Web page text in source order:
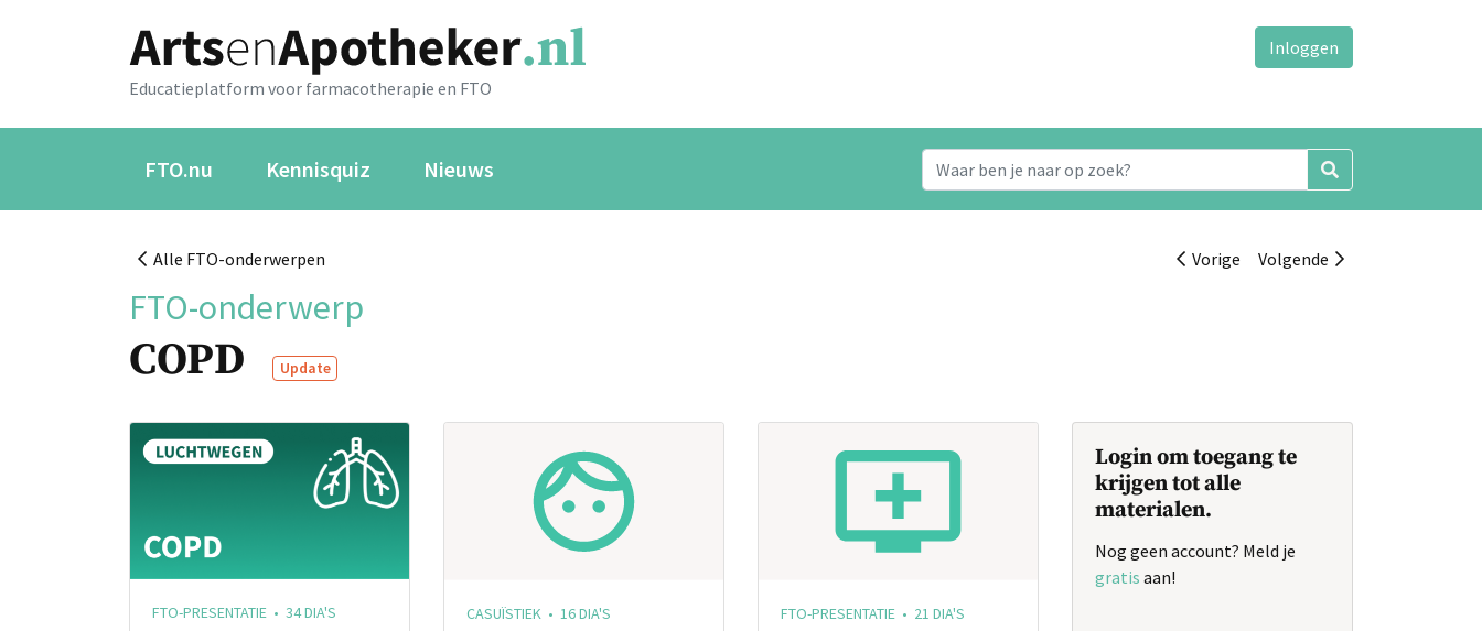
Educatieplatform voor farmacotherapie en FTO
Inloggen
FTO.nu Kennisquiz Nieuws
Alle FTO-onderwerpen Vorige Volgende
FTO-onderwerp
COPD Update
FTO-PRESENTATIE • 34 DIA'S CASUÏSTIEK • 16 DIA'S FTO-PRESENTATIE • 21 DIA'S
Login om toegang te
krijgen tot alle
materialen.
Nog geen account? Meld je
gratis aan!